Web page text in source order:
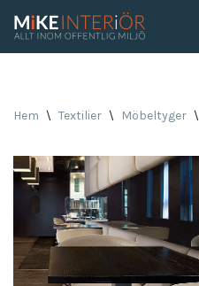
Hem \ Textilier \ Möbeltyger \